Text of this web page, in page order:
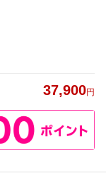
37,900円